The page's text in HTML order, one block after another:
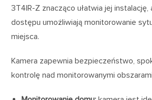
3T4IR-Z znacząco ułatwia jej
dostępu umożliwiają monitorowanie
miejsca.
Kamera zapewnia bezpieczeństwo,
kontrolę nad monitorowanymi